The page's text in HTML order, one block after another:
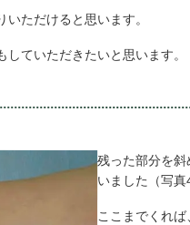
ただけると思います。
ていただきたいと思います。
残った部分を
いました（写真
ここまでくれ